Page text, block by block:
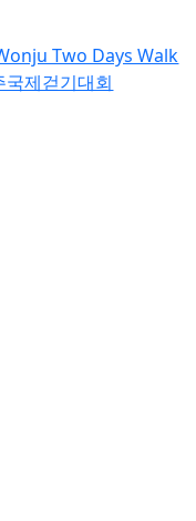
Two Days Walk
제걷기대회